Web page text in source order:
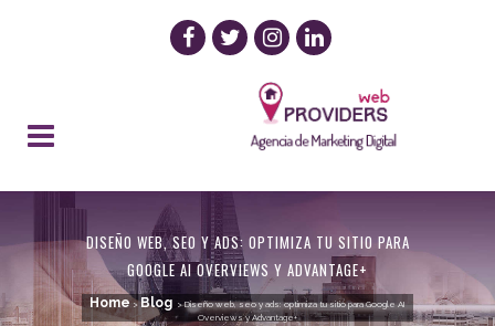
DISEÑO WEB, SEO Y ADS: OPTIMIZA TU SITIO PARA
GOOGLE AI OVERVIEWS Y ADVANTAGE+
Home >Blog >Diseño web, seo y ads: optimiza tu sitio para Google AI
Overviews y Advantage+